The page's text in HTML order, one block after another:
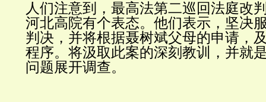
人们注意到，最高法第二巡回法庭改
河北高院有个表态。他们表示，坚决
判决，并将根据聂树斌父母的申请，
程序。将汲取此案的深刻教训，并就
问题展开调查。